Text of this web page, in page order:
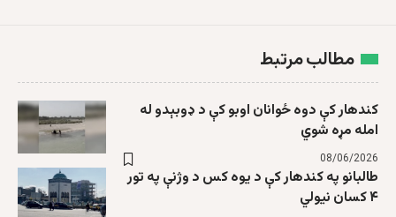
مطالب مرتبط
کندهار کې دوه ځوانان اوبو کې د ډوبېدو له
امله مړه شوي
08/06/2026
طالبانو په کندهار کې د يوه کس د وژنې په تور
۴ کسان نیولي